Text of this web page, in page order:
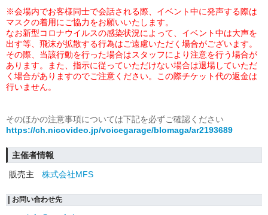
※会場内でお客様同士で会話される際、イベント中に発声する際は
マスクの着用にご協力をお願いいたします。
なお新型コロナウイルスの感染状況によって、イベント中は大声を
出す等、飛沫が拡散する行為はご遠慮いただく場合がございます。
その際、当該行動を行った場合はスタッフにより注意を行う場合が
あります。また、指示に従っていただけない場合は退場していただ
く場合がありますのでご注意ください。この際チケット代の返金は
行いません。
そのほかの注意事項については下記を必ずご確認ください
https://ch.nicovideo.jp/voicegarage/blomaga/ar2193689
主催者情報
販売主
株式会社MFS
お問い合わせ先